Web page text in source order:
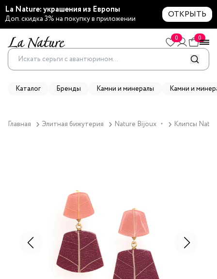
La Nature: украшения из Европы
Доп. скидка 3% на покупку в приложении ОТКРЫТЬ
0 0
Каталог Бренды Камни и минералы Камни и
Главная Элитная бижутерия Nature Bijoux ▼ Клипсы